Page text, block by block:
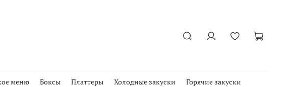
меню Боксы Платтеры Холодные закуски
Горячие закуски